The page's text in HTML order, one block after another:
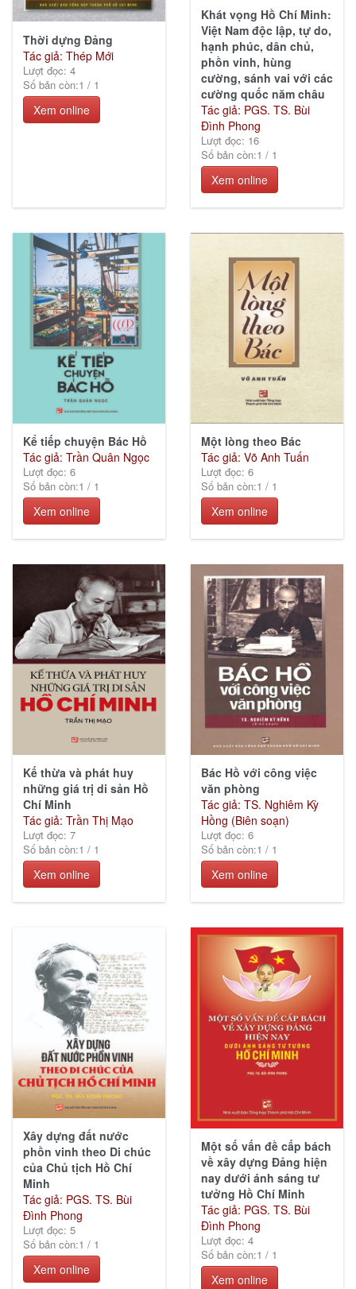
Thời dựng Đảng
Tác giả: Thép Mới
Lượt đọc: 4
Số bản còn:1 /1
Xem online
Khát vọng Hồ Chí Minh:
Việt Nam độc lập, tự do,
hạnh phúc, dân chủ,
phồn vinh, hùng
cường, sánh vai với các
cường quốc năm châu
Tác giả: PGS. TS. Bùi
Đình Phong
Lượt đọc: 16
Số bản còn:1 /1
Xem online
Kể tiếp chuyện Bác Hồ
Tác giả: Trần Quân Ngọc
Lượt đọc: 6
Số bản còn:1 /1
Xem online
Một lòng theo Bác
Tác giả: Võ Anh Tuấn
Lượt đọc: 6
Số bản còn:1 /1
Xem online
Kế thừa và phát huy
những giá trị di sản Hồ
Chí Minh
Tác giả: Trần Thị Mạo
Lượt đọc: 7
Số bản còn:1 /1
Xem online
Bác Hồ với công việc
văn phòng
Tác giả: TS. Nghiêm Kỳ
Hồng (Biên soạn)
Lượt đọc: 6
Số bản còn:1 /1
Xem online
Xây dựng đất nước
phồn vinh theo Di chúc
của Chủ tịch Hồ Chí
Minh
Tác giả: PGS. TS. Bùi
Đình Phong
Lượt đọc: 5
Số bản còn:1 /1
Xem online
Một số vấn đề cấp bách
về xây dựng Đảng hiện
nay dưới ánh sáng tư
tưởng Hồ Chí Minh
Tác giả: PGS. TS. Bùi
Đình Phong
Lượt đọc: 4
Số bản còn:1 /1
Xem online